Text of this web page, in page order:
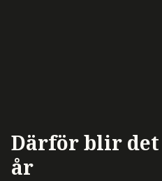
Därför blir
år